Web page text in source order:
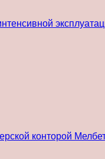
конторой